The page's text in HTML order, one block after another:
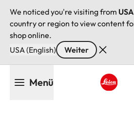
We noticed you're visiting from USA
country or region to view content
shop online.
USA (English)
Weiter
Menü